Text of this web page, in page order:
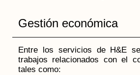
Gestión económica
Entre los servicios de H&E
trabajos relacionados con el
tales como: